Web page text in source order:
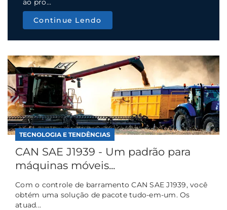
ao pro...
Continue Lendo
TECNOLOGIA E TENDÊNCIAS
CAN SAE J1939 - Um padrão para
máquinas móveis...
Com o controle de barramento CAN SAE J1939, você
obtém uma solução de pacote tudo-em-um. Os
atuad...